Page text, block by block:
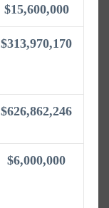
$15,600,000
$313,970,170
$626,862,246
$6,000,000